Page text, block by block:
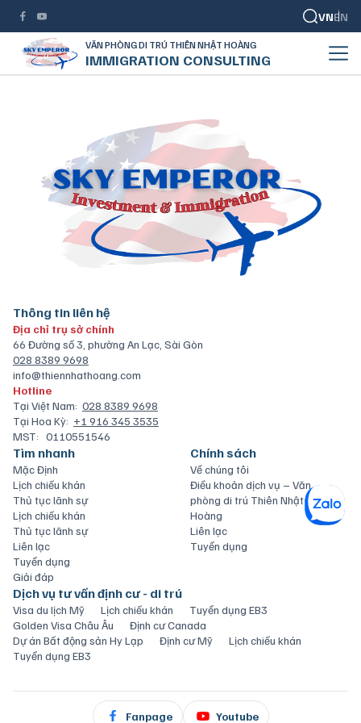
VNEN
VĂN PHÒNG DI TRÚ THIÊN NHẬT HOÀNG
IMMIGRATION CONSULTING
Thông tin liên hệ
Địa chỉ trụ sở chính
66 Đường số 3, phường An Lạc, Sài Gòn
028 8389 9698
info@thiennhathoang.com
Hotline
Tại Việt Nam: 028 8389 9698
Tại Hoa Kỳ: +1 916 345 3535
MST: 0110551546
Tìm nhanh
Mặc Định
Lịch chiếu khán
Thủ tục lãnh sự
Lịch chiếu khán
Thủ tục lãnh sự
Liên lạc
Tuyển dụng
Giải đáp
Chính sách
Về chúng tôi
Điều khoản dịch vụ – Văn
phòng di trú Thiên Nhật
Hoàng
Liên lạc
Tuyển dụng
Dịch vụ tư vấn định cư - di trú
Visa du lịch Mỹ Lịch chiếu khán
Tuyển dụng EB3
Golden Visa Châu Âu
Định cư Canada
Dự án Bất động sản Hy Lạp
Định cư Mỹ
Lịch chiếu khán
Tuyển dụng EB3
Fanpage Youtube